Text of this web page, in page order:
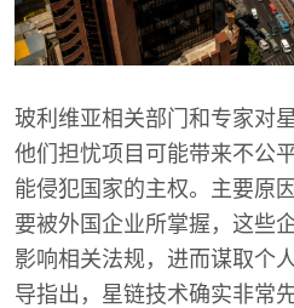
玻利维亚相关部门和专家对
他们担忧项目可能带来不公
能侵犯国家的主权。主要原
要被外国企业所掌握，这些
影响相关法规，进而谋取个
导指出，星链技术确实非常